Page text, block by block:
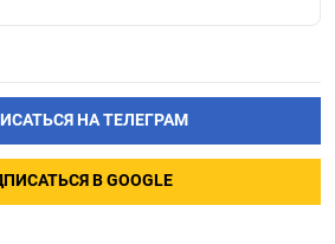
НА ТЕЛЕГРАМ
В GOOGLE